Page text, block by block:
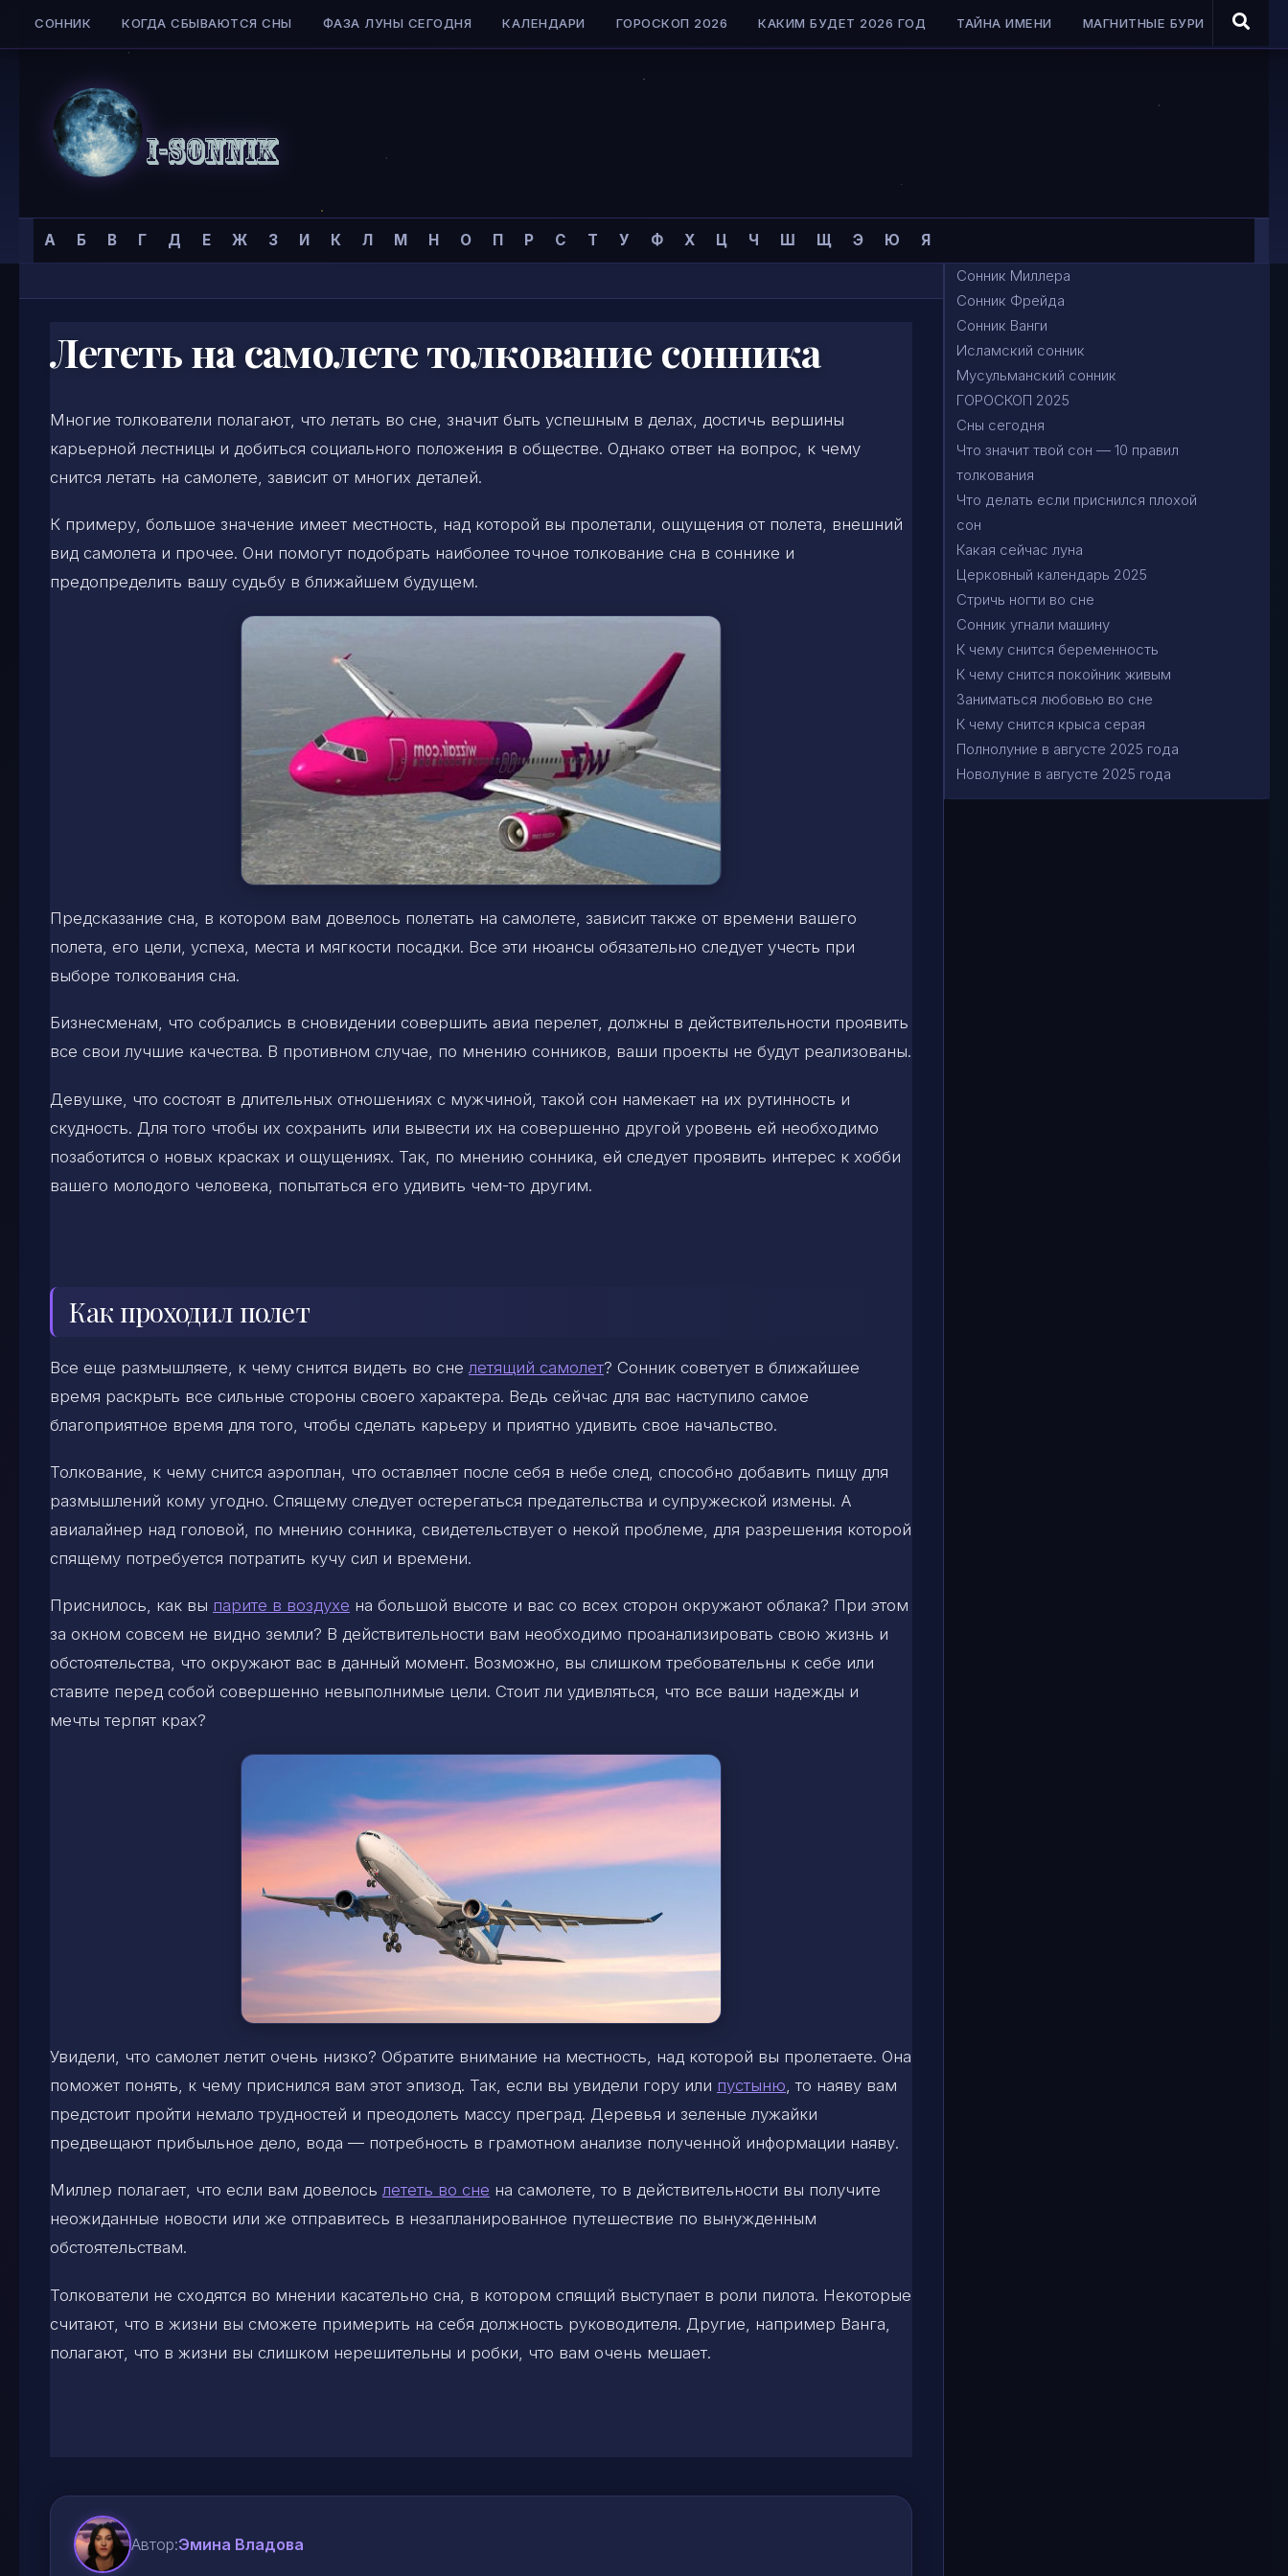
Skip to content
СОННИК КОГДА СБЫВАЮТСЯ СНЫ ФАЗА ЛУНЫ СЕГОДНЯ КАЛЕНДАРИ ГОРОСКОП 2026 КАКИМ БУДЕТ 2026 ГОД ТАЙНА ИМЕНИ МАГНИТНЫЕ БУРИ
Сонник
I-
А Б В Г Д Е Ж З И К Л М Н О П Р С Т У Ф Х Ц Ч Ш Щ Э Ю Я
Главная страница »Сонник »Л»
Лететь на самолете толкование сонника
Многие толкователи полагают, что летать во сне, значит быть успешным в делах, достичь вершины
карьерной лестницы и добиться социального положения в обществе. Однако ответ на вопрос, к чему
снится летать на самолете, зависит от многих деталей.
К примеру, большое значение имеет местность, над которой вы пролетали, ощущения от полета, внешний
вид самолета и прочее. Они помогут подобрать наиболее точное толкование сна в соннике и
предопределить вашу судьбу в ближайшем будущем.
Предсказание сна, в котором вам довелось полетать на самолете, зависит также от времени вашего
полета, его цели, успеха, места и мягкости посадки. Все эти нюансы обязательно следует учесть при
выборе толкования сна.
Бизнесменам, что собрались в сновидении совершить авиа перелет, должны в действительности проявить
все свои лучшие качества. В противном случае, по мнению сонников, ваши проекты не будут реализованы.
Девушке, что состоят в длительных отношениях с мужчиной, такой сон намекает на их рутинность и
скудность. Для того чтобы их сохранить или вывести их на совершенно другой уровень ей необходимо
позаботится о новых красках и ощущениях. Так, по мнению сонника, ей следует проявить интерес к хобби
вашего молодого человека, попытаться его удивить чем-то другим.
Как проходил полет
Все еще размышляете, к чему снится видеть во сне летящий самолет? Сонник советует в ближайшее
время раскрыть все сильные стороны своего характера. Ведь сейчас для вас наступило самое
благоприятное время для того, чтобы сделать карьеру и приятно удивить свое начальство.
Толкование, к чему снится аэроплан, что оставляет после себя в небе след, способно добавить пищу для
размышлений кому угодно. Спящему следует остерегаться предательства и супружеской измены. А
авиалайнер над головой, по мнению сонника, свидетельствует о некой проблеме, для разрешения которой
спящему потребуется потратить кучу сил и времени.
Приснилось, как вы парите в воздухе на большой высоте и вас со всех сторон окружают облака? При этом
за окном совсем не видно земли? В действительности вам необходимо проанализировать свою жизнь и
обстоятельства, что окружают вас в данный момент. Возможно, вы слишком требовательны к себе или
ставите перед собой совершенно невыполнимые цели. Стоит ли удивляться, что все ваши надежды и
мечты терпят крах?
Увидели, что самолет летит очень низко? Обратите внимание на местность, над которой вы пролетаете. Она
поможет понять, к чему приснился вам этот эпизод. Так, если вы увидели гору или пустыню, то наяву вам
предстоит пройти немало трудностей и преодолеть массу преград. Деревья и зеленые лужайки
предвещают прибыльное дело, вода — потребность в грамотном анализе полученной информации наяву.
Миллер полагает, что если вам довелось лететь во сне на самолете, то в действительности вы получите
неожиданные новости или же отправитесь в незапланированное путешествие по вынужденным
обстоятельствам.
Толкователи не сходятся во мнении касательно сна, в котором спящий выступает в роли пилота. Некоторые
считают, что в жизни вы сможете примерить на себя должность руководителя. Другие, например Ванга,
полагают, что в жизни вы слишком нерешительны и робки, что вам очень мешает.
Автор:Эмина Владова
Сонник Миллера
Сонник Фрейда
Сонник Ванги
Исламский сонник
Мусульманский сонник
ГОРОСКОП 2025
Сны сегодня
Что значит твой сон — 10 правил
толкования
Что делать если приснился плохой
сон
Какая сейчас луна
Церковный календарь 2025
Стричь ногти во сне
Сонник угнали машину
К чему снится беременность
К чему снится покойник живым
Заниматься любовью во сне
К чему снится крыса серая
Полнолуние в августе 2025 года
Новолуние в августе 2025 года